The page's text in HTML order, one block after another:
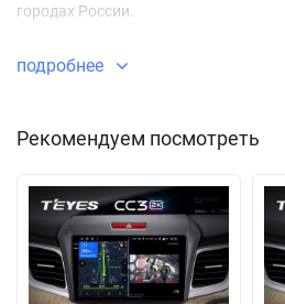
городах России.
подробнее
Рекомендуем посмотреть